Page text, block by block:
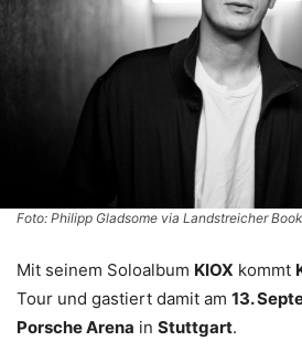
Foto: Philipp Gladsome via Landstreicher
Mit seinem Soloalbum KIOX kommt
Tour und gastiert damit am 13.
Porsche Arena in Stuttgart.